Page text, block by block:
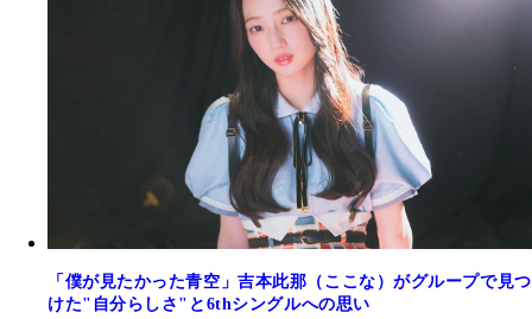
「僕が見たかった青空」吉本此那（ここな）がグループで見つ
けた"自分らしさ"と6thシングルへの思い